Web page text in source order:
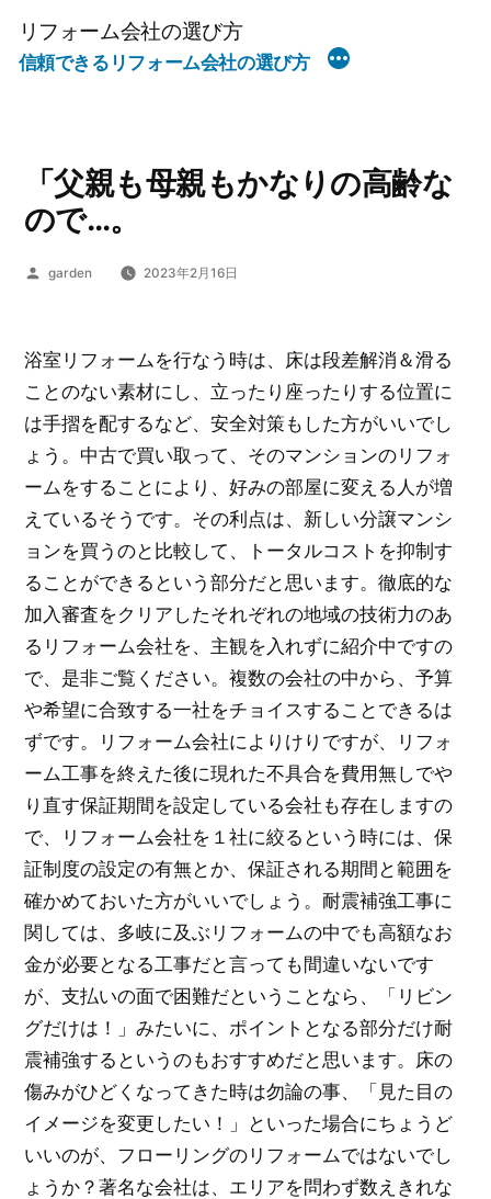
リフォーム会社の選び方
信頼できるリフォーム会社の選び方
「父親も母親もかなりの高齢な
ので…。
投
garden 2023年2月16日
浴室リフォームを行なう時は、床は段差解消＆滑る
ことのない素材にし、立ったり座ったりする位置に
は手摺を配するなど、安全対策もした方がいいでし
ょう。中古で買い取って、そのマンションのリフォ
ームをすることにより、好みの部屋に変える人が増
えているそうです。その利点は、新しい分譲マンシ
ョンを買うのと比較して、トータルコストを抑制す
ることができるという部分だと思います。徹底的な
加入審査をクリアしたそれぞれの地域の技術力のあ
るリフォーム会社を、主観を入れずに紹介中ですの
で、是非ご覧ください。複数の会社の中から、予算
や希望に合致する一社をチョイスすることできるは
ずです。リフォーム会社によりけりですが、リフォ
ーム工事を終えた後に現れた不具合を費用無しでや
り直す保証期間を設定している会社も存在しますの
で、リフォーム会社を１社に絞るという時には、保
証制度の設定の有無とか、保証される期間と範囲を
確かめておいた方がいいでしょう。耐震補強工事に
関しては、多岐に及ぶリフォームの中でも高額なお
金が必要となる工事だと言っても間違いないです
が、支払いの面で困難だということなら、「リビン
グだけは！」みたいに、ポイントとなる部分だけ耐
震補強するというのもおすすめだと思います。床の
傷みがひどくなってきた時は勿論の事、「見た目の
イメージを変更したい！」といった場合にちょうど
いいのが、フローリングのリフォームではないでし
ょうか？著名な会社は、エリアを問わず数えきれな